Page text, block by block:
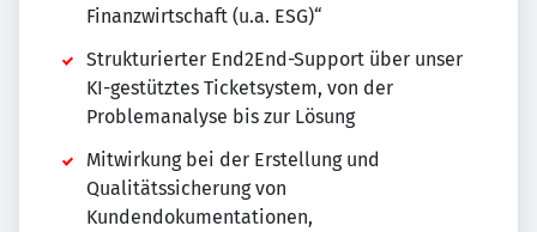
Finanzwirtschaft (u.a. ESG)“
Strukturierter End2End-Support über unser
KI-gestütztes Ticketsystem, von der
Problemanalyse bis zur Lösung
Mitwirkung bei der Erstellung und
Qualitätssicherung von
Kundendokumentationen,